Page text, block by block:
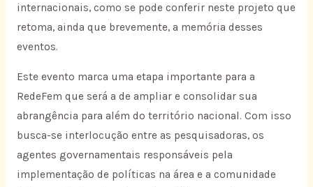
internacionais, como se pode conferir neste projeto que
retoma, ainda que brevemente, a memória desses
eventos.
Este evento marca uma etapa importante para a
RedeFem que será a de ampliar e consolidar sua
abrangência para além do território nacional. Com isso
busca-se interlocução entre as pesquisadoras, os
agentes governamentais responsáveis pela
implementação de políticas na área e a comunidade